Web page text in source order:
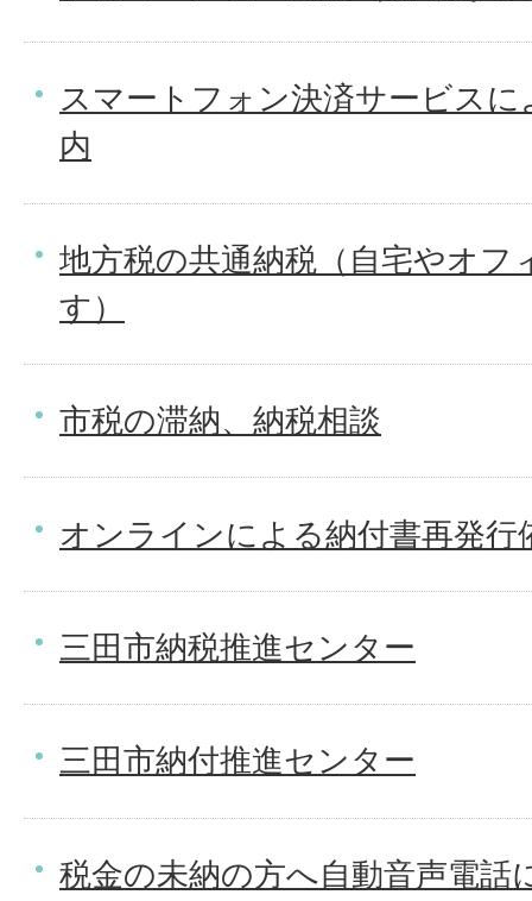
スマートフォン決済サービス
内
地方税の共通納税（自宅やオフ
す）
市税の滞納、納税相談
オンラインによる納付書再発行
三田市納税推進センター
三田市納付推進センター
税金の未納の方へ自動音声電話